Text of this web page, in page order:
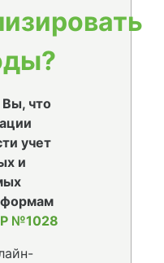
Вы, что
учет
и
формам
№1028